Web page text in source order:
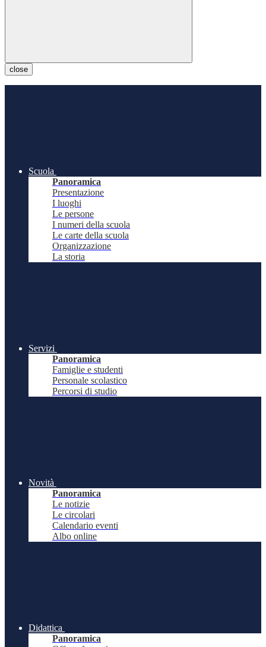
close
Scuola
Panoramica
Presentazione
I luoghi
Le persone
I numeri della scuola
Le carte della scuola
Organizzazione
La storia
Servizi
Panoramica
Famiglie e studenti
Personale scolastico
Percorsi di studio
Novità
Panoramica
Le notizie
Le circolari
Calendario eventi
Albo online
Didattica
Panoramica